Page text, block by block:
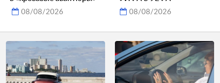
08/08/2026 08/08/2026